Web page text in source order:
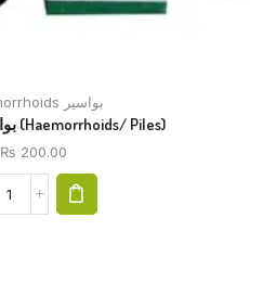
Haemorrhoids بواسیر
Kent No 7 بواسیر (Haemorrhoids/ Piles)
₨ 200.00